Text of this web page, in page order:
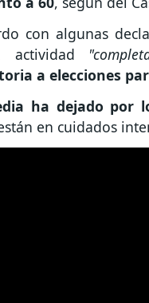
con algunas
actividad
a elecciones
ha dejado por
en cuidados